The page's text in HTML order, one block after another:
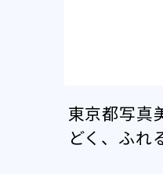
東京都写真
どく、ふれ